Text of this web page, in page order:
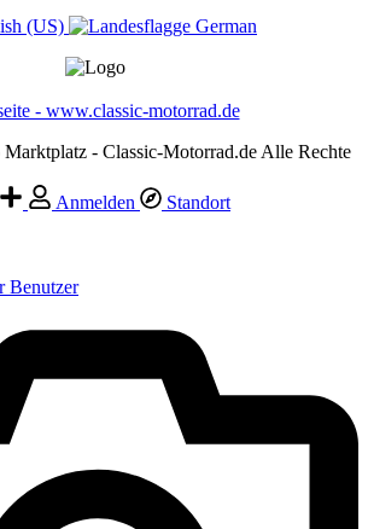
(US)‎ German‎
- www.classic-motorrad.de
- Classic-Motorrad.de Alle Rechte
Anmelden Standort